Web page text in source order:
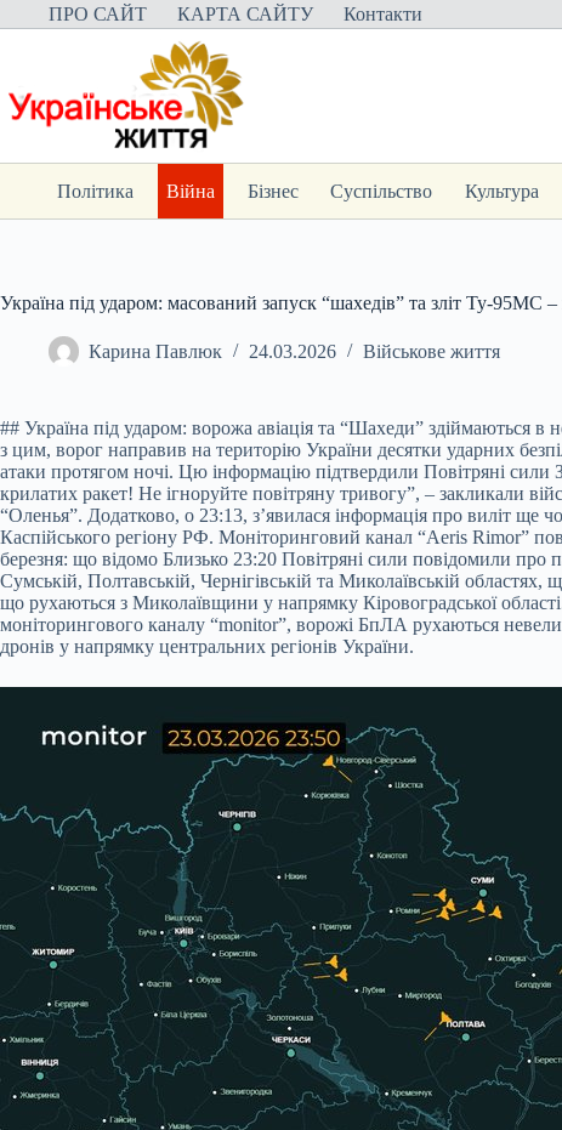
Перейти
до
ПРО САЙТ КАРТА САЙТУ Контакти
Політика Війна Бізнес Суспільство Культура
Україна під ударом: масований запуск “шахедів” та зліт Ту-95МС
Карина Павлюк 24.03.2026 Військове життя
## Україна під ударом: ворожа авіація та “Шахеди” здіймаються в
з цим, ворог направив на територію України десятки ударних
атаки протягом ночі. Цю інформацію підтвердили Повітряні сили
крилатих ракет! Не ігноруйте повітряну тривогу”, – закликали
“Оленья”. Додатково, о 23:13, з’явилася інформація про виліт ще
Каспійського регіону РФ. Моніторинговий канал “Aeris Rimor”
березня: що відомо Близько 23:20 Повітряні сили повідомили
Сумській, Полтавській, Чернігівській та Миколаївській
що рухаються з Миколаївщини у напрямку Кіровоградської
моніторингового каналу “monitor”, ворожі БпЛА рухаються
дронів у напрямку центральних регіонів України.